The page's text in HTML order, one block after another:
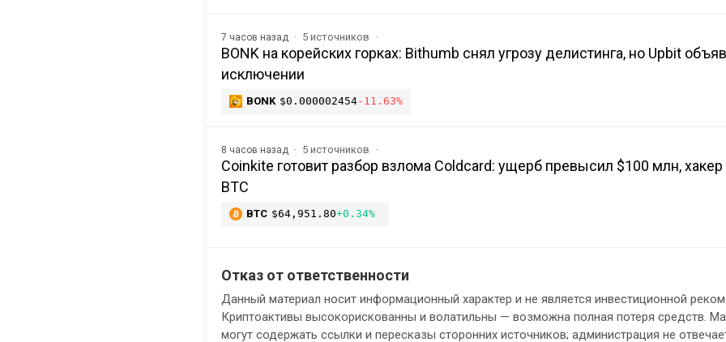
7 часов назад 5 источников
BONK на корейских горках: Bithumb снял угрозу делистинга, но Upbit
исключении
BONK $0.000002454-11.63%
8 часов назад 5 источников
Coinkite готовит разбор взлома Coldcard: ущерб превысил $100 млн,
BTC
BTC $64,951.80+0.34%
Отказ от ответственности
Данный материал носит информационный характер и не является инвестиционной
Криптоактивы высокорискованны и волатильны — возможна полная потеря средств.
могут содержать ссылки и пересказы сторонних источников; администрация не